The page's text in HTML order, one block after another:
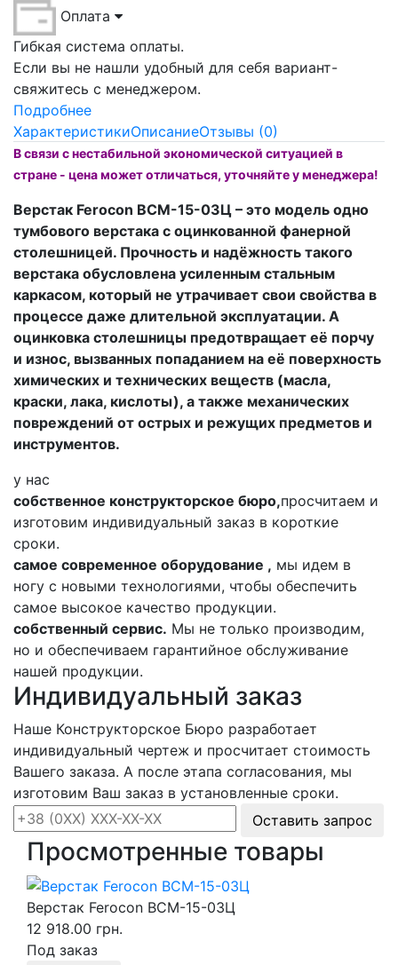
Оплата
Гибкая система оплаты.
Если вы не нашли удобный для себя вариант-
свяжитесь с менеджером.
Подробнее
ХарактеристикиОписаниеОтзывы (0)
В связи с нестабильной экономической ситуацией в
стране - цена может отличаться, уточняйте у менеджера!
Верстак Ferocon ВСМ-15-03Ц – это модель одно
тумбового верстака с оцинкованной фанерной
столешницей. Прочность и надёжность такого
верстака обусловлена усиленным стальным
каркасом, который не утрачивает свои свойства в
процессе даже длительной эксплуатации. А
оцинковка столешницы предотвращает её порчу
и износ, вызванных попаданием на её поверхность
химических и технических веществ (масла,
краски, лака, кислоты), а также механических
повреждений от острых и режущих предметов и
инструментов.
у нас
собственное конструкторское бюро,просчитаем и
изготовим индивидуальный заказ в короткие
сроки.
самое современное оборудование , мы идем в
ногу с новыми технологиями, чтобы обеспечить
самое высокое качество продукции.
собственный сервис. Мы не только производим,
но и обеспечиваем гарантийное обслуживание
нашей продукции.
Индивидуальный заказ
Наше Конструкторское Бюро разработает
индивидуальный чертеж и просчитает стоимость
Вашего заказа. А после этапа согласования, мы
изготовим Ваш заказ в установленные сроки.
Оставить запрос
Просмотренные товары
Верстак Ferocon ВСМ-15-03Ц
12 918.00 грн.
Под заказ